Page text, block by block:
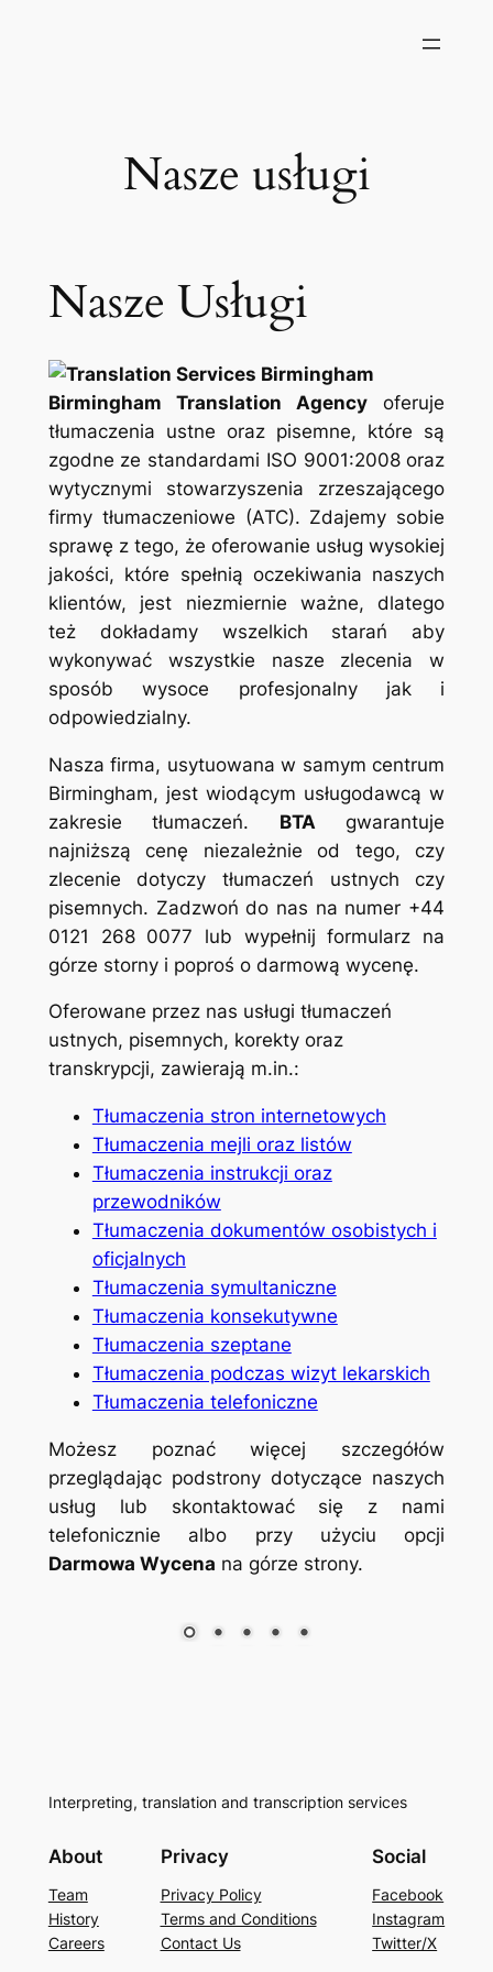
Nasze usługi
Nasze Usługi
Birmingham Translation Agency oferuje
tłumaczenia ustne oraz pisemne, które są
zgodne ze standardami ISO 9001:2008 oraz
wytycznymi stowarzyszenia zrzeszającego
firmy tłumaczeniowe (ATC). Zdajemy sobie
sprawę z tego, że oferowanie usług wysokiej
jakości, które spełnią oczekiwania naszych
klientów, jest niezmiernie ważne, dlatego
też dokładamy wszelkich starań aby
wykonywać wszystkie nasze zlecenia w
sposób wysoce profesjonalny jak i
odpowiedzialny.
Nasza firma, usytuowana w samym centrum
Birmingham, jest wiodącym usługodawcą w
zakresie tłumaczeń. BTA gwarantuje
najniższą cenę niezależnie od tego, czy
zlecenie dotyczy tłumaczeń ustnych czy
pisemnych. Zadzwoń do nas na numer +44
0121 268 0077 lub wypełnij formularz na
górze storny i poproś o darmową wycenę.
Oferowane przez nas usługi tłumaczeń
ustnych, pisemnych, korekty oraz
transkrypcji, zawierają m.in.:
Tłumaczenia stron internetowych
Tłumaczenia mejli oraz listów
Tłumaczenia instrukcji oraz
przewodników
Tłumaczenia dokumentów osobistych i
oficjalnych
Tłumaczenia symultaniczne
Tłumaczenia konsekutywne
Tłumaczenia szeptane
Tłumaczenia podczas wizyt lekarskich
Tłumaczenia telefoniczne
Możesz poznać więcej szczegółów
przeglądając podstrony dotyczące naszych
usług lub skontaktować się z nami
telefonicznie albo przy użyciu opcji
Darmowa Wycena na górze strony.
Doradztwo kulturowe i językowe
Interpreting, translation and transcription services
About
Team
History
Careers
Privacy
Privacy Policy
Terms and Conditions
Contact Us
Social
Facebook
Instagram
Twitter/X